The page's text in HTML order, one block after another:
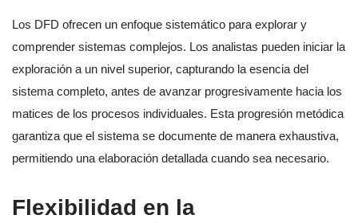
Los DFD ofrecen un enfoque sistemático para explorar y
comprender sistemas complejos. Los analistas pueden iniciar la
exploración a un nivel superior, capturando la esencia del
sistema completo, antes de avanzar progresivamente hacia los
matices de los procesos individuales. Esta progresión metódica
garantiza que el sistema se documente de manera exhaustiva,
permitiendo una elaboración detallada cuando sea necesario.
Flexibilidad en la